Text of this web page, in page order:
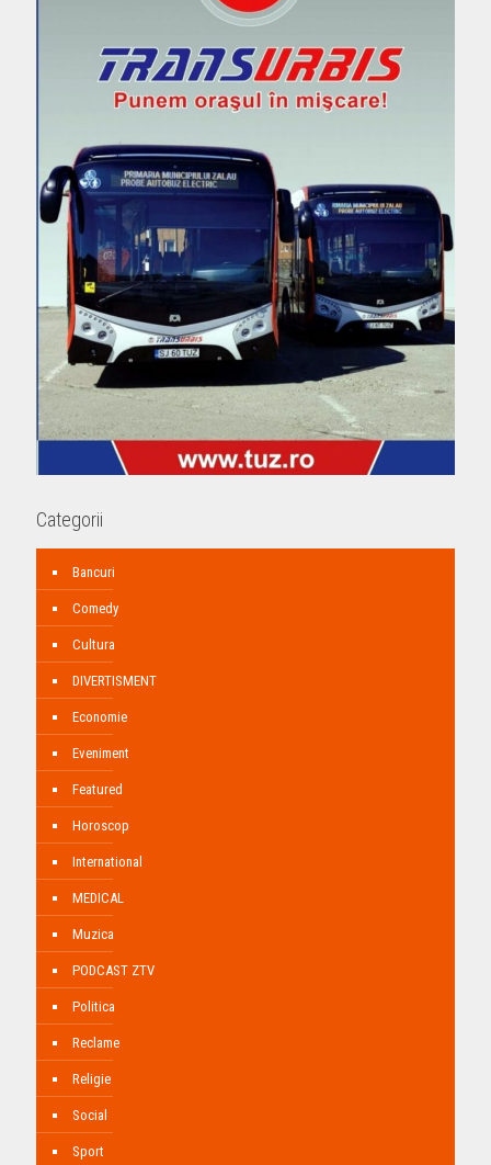
Categorii
Bancuri
Comedy
Cultura
DIVERTISMENT
Economie
Eveniment
Featured
Horoscop
International
MEDICAL
Muzica
PODCAST ZTV
Politica
Reclame
Religie
Social
Sport